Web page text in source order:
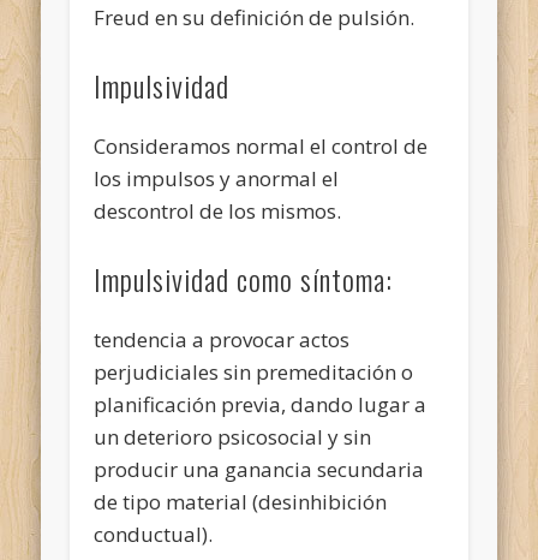
Freud en su definición de pulsión.
Impulsividad
Consideramos normal el control de
los impulsos y anormal el
descontrol de los mismos.
Impulsividad como síntoma:
tendencia a provocar actos
perjudiciales sin premeditación o
planificación previa, dando lugar a
un deterioro psicosocial y sin
producir una ganancia secundaria
de tipo material (desinhibición
conductual).